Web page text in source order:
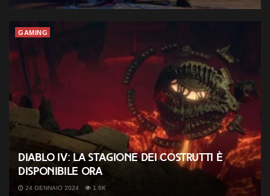
GAMING
Diablo IV: la Stagione dei Costrutti è
disponibile ora
24 GENNAIO 2024 1.6K